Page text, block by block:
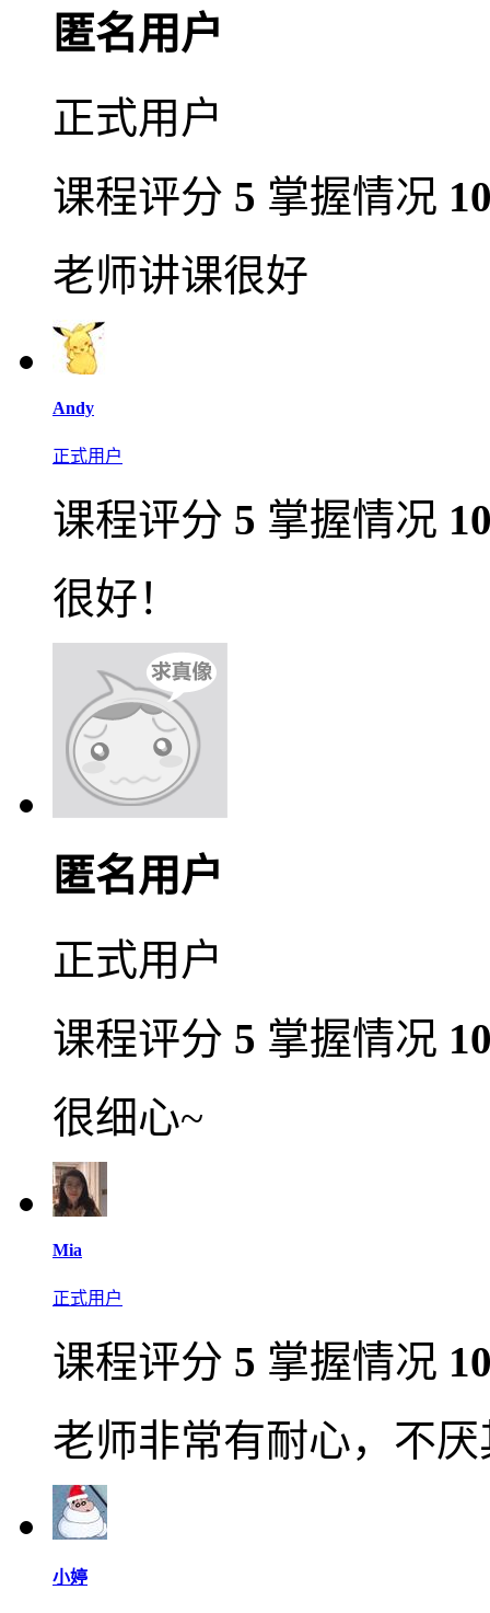
匿名用户
正式用户
课程评分 5 掌握情况
老师讲课很好
Andy
正式用户
课程评分 5 掌握情况
很好！
匿名用户
正式用户
课程评分 5 掌握情况
很细心~
Mia
正式用户
课程评分 5 掌握情况
老师非常有耐心，不
小婷